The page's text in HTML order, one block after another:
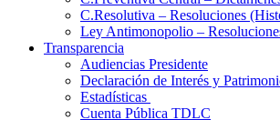
C.Resolutiva – Resoluciones
Ley Antimonopolio –
Transparencia
Audiencias Presidente
Declaración de Interés y
Estadísticas
Cuenta Pública TDLC